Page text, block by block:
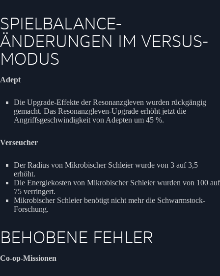
SPIELBALANCE-
ÄNDERUNGEN IM VERSUS-
MODUS
Adept
Die Upgrade-Effekte der Resonanzgleven wurden rückgängig
gemacht. Das Resonanzgleven-Upgrade erhöht jetzt die
Angriffsgeschwindigkeit von Adepten um 45 %.
Verseucher
Der Radius von Mikrobischer Schleier wurde von 3 auf 3,5
erhöht.
Die Energiekosten von Mikrobischer Schleier wurden von 100 auf
75 verringert.
Mikrobischer Schleier benötigt nicht mehr die Schwarmstock-
Forschung.
BEHOBENE FEHLER
Co-op-Missionen